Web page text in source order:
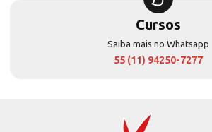
Cursos
Saiba mais no Whatsapp
55 (11) 94250-7277